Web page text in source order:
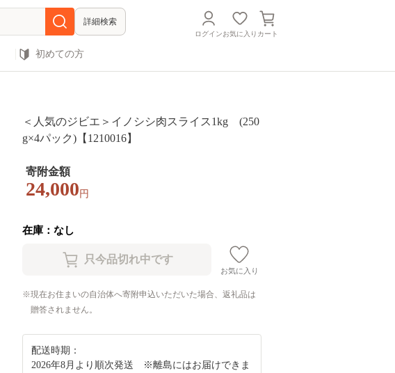
詳細検索
ログインお気に入り カート
初めての方
＜人気のジビエ＞イノシシ肉スライス1kg (250
g×4パック)【1210016】
寄附金額
24,000 円
在庫：なし
お気に入り
現在お住まいの自治体へ寄附申込いただいた場合、返礼品は
贈答されません。
配送時期：
2026年8月より順次発送 ※離島にはお届けできま